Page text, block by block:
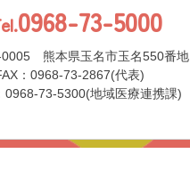
0968-73-5000
0005 熊本県玉名市玉名550番地
：0968-73-2867(代表)
0968-73-5300(地域医療連携課)